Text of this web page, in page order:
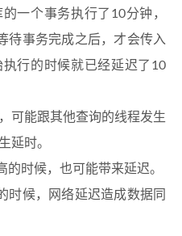
一个事务执行了10分钟，
待事务完成之后，才会传入
行的时候就已经延迟了10
可能跟其他查询的线程发生
延时。
的时候，也可能带来延迟。
时候，网络延迟造成数据同